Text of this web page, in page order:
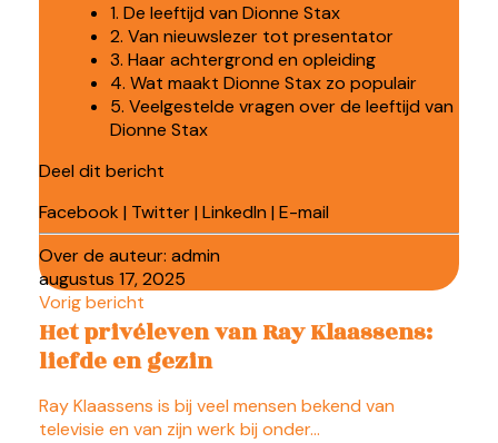
1. De leeftijd van Dionne Stax
2. Van nieuwslezer tot presentator
3. Haar achtergrond en opleiding
4. Wat maakt Dionne Stax zo populair
5. Veelgestelde vragen over de leeftijd van
Dionne Stax
Deel dit bericht
Facebook| Twitter| LinkedIn | E-mail
Over de auteur: admin
augustus 17, 2025
Vorig bericht
Het privéleven van Ray Klaassens:
liefde en gezin
Ray Klaassens is bij veel mensen bekend van
televisie en van zijn werk bij onder…